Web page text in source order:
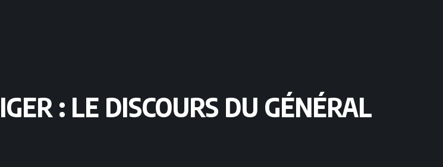
: LE DISCOURS DU GÉNÉRAL